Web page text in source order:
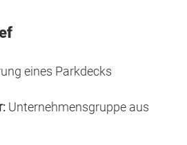
eines Parkdecks
Unternehmensgruppe aus